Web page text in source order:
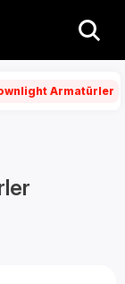
Armatürler